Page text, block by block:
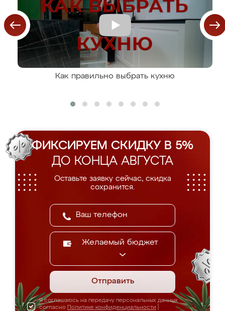
Как правильно выбрать кухню
ФИКСИРУЕМ СКИДКУ В 5%
ДО КОНЦА АВГУСТА
Оставьте заявку сейчас, скидка
сохранится.
Желаемый бюджет
Отправить
Я соглашаюсь на передачу персональных данных
согласно Политике конфиденциальности